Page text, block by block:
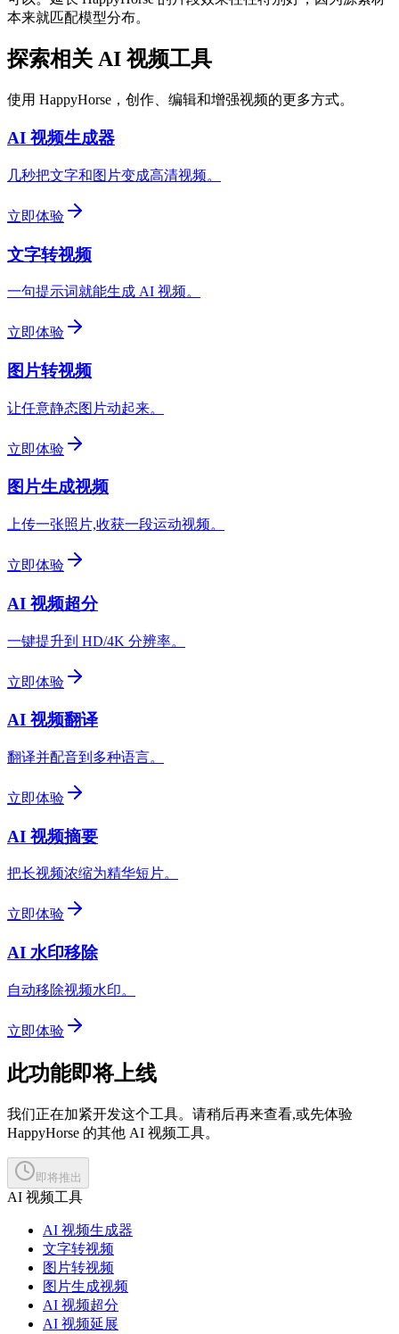
本来就匹配模型分布。
探索相关 AI 视频工具
使用 HappyHorse，创作、编辑和增强视频的更多方式。
AI 视频生成器
几秒把文字和图片变成高清视频。
立即体验
文字转视频
一句提示词就能生成 AI 视频。
立即体验
图片转视频
让任意静态图片动起来。
立即体验
图片生成视频
上传一张照片,收获一段运动视频。
立即体验
AI 视频超分
一键提升到 HD/4K 分辨率。
立即体验
AI 视频翻译
翻译并配音到多种语言。
立即体验
AI 视频摘要
把长视频浓缩为精华短片。
立即体验
AI 水印移除
自动移除视频水印。
立即体验
此功能即将上线
我们正在加紧开发这个工具。请稍后再来查看,或先体验
HappyHorse 的其他 AI 视频工具。
即将推出
AI 视频工具
AI 视频生成器
文字转视频
图片转视频
图片生成视频
AI 视频超分
AI 视频延展